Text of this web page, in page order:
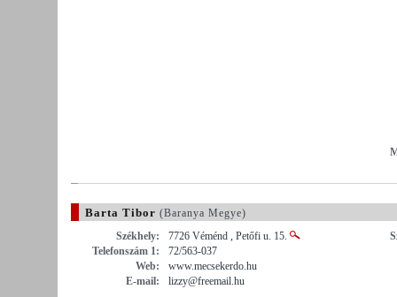
Barta Tibor (Baranya Megye)
Székhely:
7726 Véménd , Petőfi u. 15.
Telefonszám 1:
72/563-037
Web:
www.mecsekerdo.hu
E-mail:
lizzy@freemail.hu